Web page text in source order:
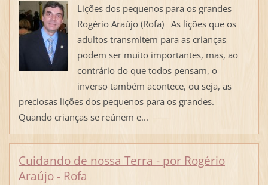
Lições dos pequenos para os grandes
Rogério Araújo (Rofa) As lições que os
adultos transmitem para as crianças
podem ser muito importantes, mas, ao
contrário do que todos pensam, o
inverso também acontece, ou seja, as
preciosas lições dos pequenos para os grandes.
Quando crianças se reúnem e...
Cuidando de nossa Terra - por Rogério
Araújo - Rofa